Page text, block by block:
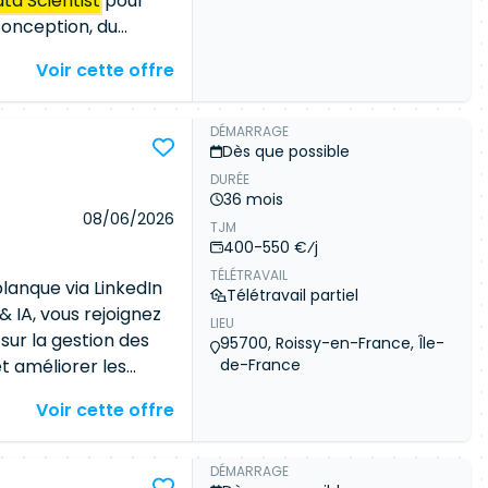
du
Contrat : CDI
prédictifs.
fonctionnalités
en
dans le
de dashboards.
capacités de
équipes
ATA21, est un
étudiées. Nous
Voir cette offre
08/06/2026
via LinkedIn
IA, vous rejoignez
la gestion des
améliorer les
interviendrez
par ordinateur.
Voir cette offre
DÉMARRAGE
Dès que possible
DURÉE
36 mois
TJM
400-550 €⁄j
TÉLÉTRAVAIL
Télétravail partiel
LIEU
95700, Roissy-en-France, Île-
de-France
DÉMARRAGE